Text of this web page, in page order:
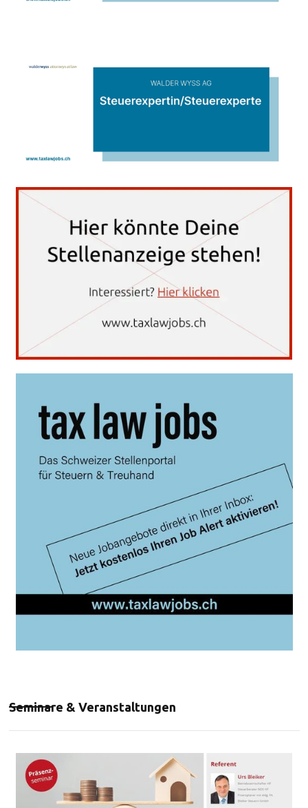
Seminare & Veranstaltungen